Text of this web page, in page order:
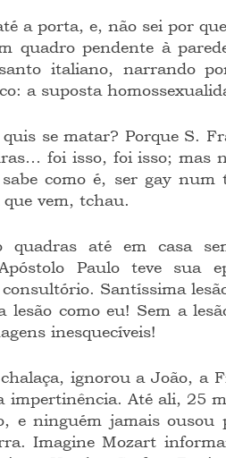
quadro pendente à
italiano, narrando
a suposta
foi isso, foi isso; mas
como é, ser gay num
vem, tchau.
Paulo teve sua
Santíssima
como eu! Sem a
inesquecíveis!
impertinência. Até ali, 25
e ninguém jamais ousou
Imagine Mozart